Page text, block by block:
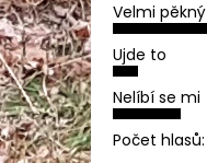
Velmi pěkný
Ujde to
Nelíbí se mi
Počet hlasů: